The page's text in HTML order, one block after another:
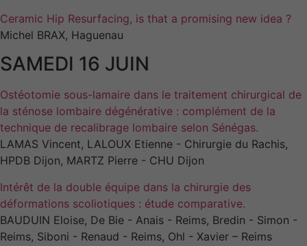
Ceramic Hip Resurfacing, is that a promising new idea ?
Michel BRAX, Haguenau
SAMEDI 16 JUIN
Ostéotomie sous-lamaire dans le traitement chirurgical de
la sténose lombaire dégénérative : complément de la
technique de recalibrage lombaire selon Sénégas.
LAMAS Vincent, LALOUX Etienne - Chirurgie du Rachis,
HPDB Dijon, MARTZ Pierre - CHU Dijon
Intérêt de la double équipe dans la chirurgie des
déformations scoliotiques : étude comparative.
BAUDUIN Eloise, De Bie - Anais - Reims, Bredin - Simon -
Reims, Siboni - Renaud - Reims, Ohl - Xavier – Reims
fonctionnement
du site Web.
Afin que nous
améliorer la
fonctionnalité
et la
structure du
fonction de
la manière
dont le site
Web est
utilisé.